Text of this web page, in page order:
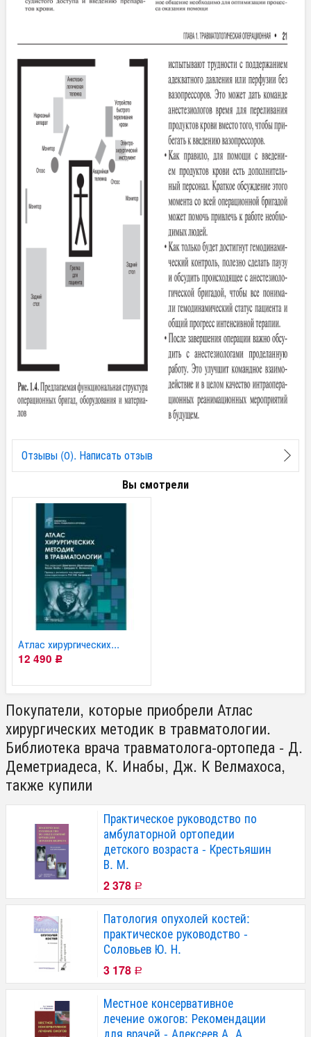
Отзывы (0). Написать отзыв
Вы смотрели
Атлас хирургических...
12 490 Р
Покупатели, которые приобрели Атлас
хирургических методик в травматологии.
Библиотека врача травматолога-ортопеда - Д.
Деметриадеса, К. Инабы, Дж. К Велмахоса,
также купили
Практическое руководство по
амбулаторной ортопедии
детского возраста - Крестьяшин
В. М.
2 378 Р
Патология опухолей костей:
практическое руководство -
Соловьев Ю. Н.
3 178 Р
Местное консервативное
лечение ожогов: Рекомендации
для врачей - Алексеев А. А.